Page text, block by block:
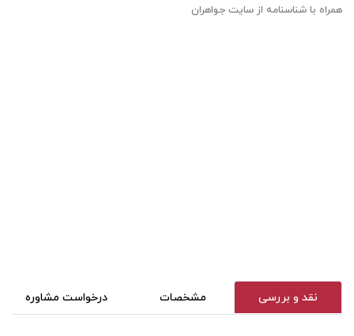
همراه با شناسنامه از سایت جواهران
نقد و بررسی مشخصات درخواست مشاوره